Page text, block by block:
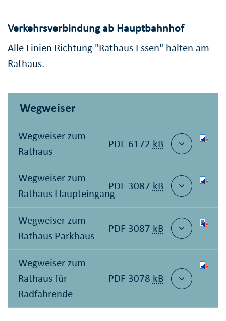
Verkehrsverbindung ab Hauptbahnhof
Alle Linien Richtung "Rathaus Essen" halten am
Rathaus.
Wegweiser
Wegweiser zum
Rathaus
PDF 6172 kB
Wegweiser zum
Rathaus Haupteingang
PDF 3087 kB
Wegweiser zum
Rathaus Parkhaus
PDF 3087 kB
Wegweiser zum
Rathaus für
Radfahrende
PDF 3078 kB